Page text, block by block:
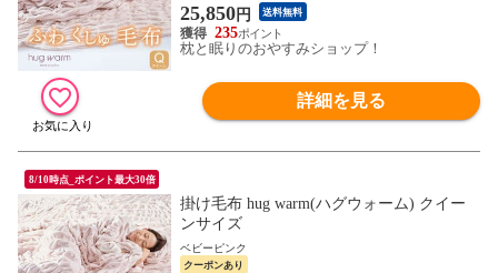
25,850円 送料無料
235
枕と眠りのおやすみショップ！
詳細を見る
8/10時点_ポイント最大30倍
掛け毛布 hug warm(ハグウォーム) クイー
ンサイズ
ベビーピンク
クーポンあり